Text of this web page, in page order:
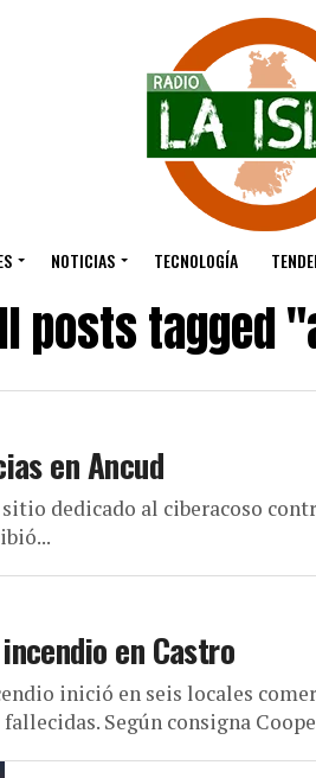
NOTICIAS TECNOLOGÍA
posts tagged
en Ancud
dedicado al ciberacoso
en Castro
inició en seis locales
Según consigna